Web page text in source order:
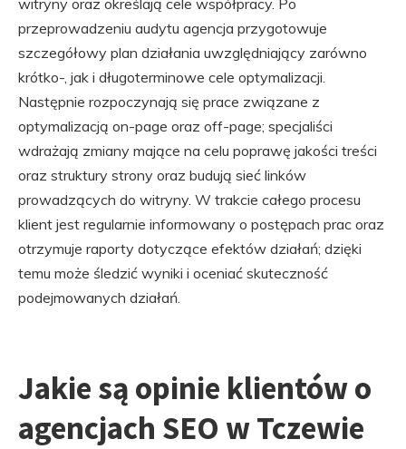
witryny oraz określają cele współpracy. Po
przeprowadzeniu audytu agencja przygotowuje
szczegółowy plan działania uwzględniający zarówno
krótko-, jak i długoterminowe cele optymalizacji.
Następnie rozpoczynają się prace związane z
optymalizacją on-page oraz off-page; specjaliści
wdrażają zmiany mające na celu poprawę jakości treści
oraz struktury strony oraz budują sieć linków
prowadzących do witryny. W trakcie całego procesu
klient jest regularnie informowany o postępach prac oraz
otrzymuje raporty dotyczące efektów działań; dzięki
temu może śledzić wyniki i oceniać skuteczność
podejmowanych działań.
Jakie są opinie klientów o
agencjach SEO w Tczewie